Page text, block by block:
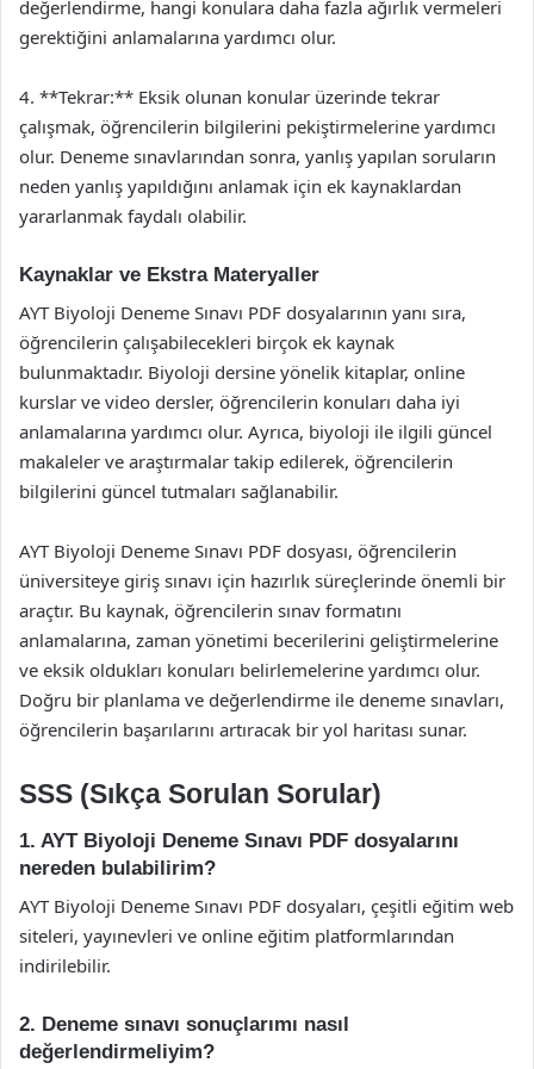
değerlendirme, hangi konulara daha fazla ağırlık vermeleri
gerektiğini anlamalarına yardımcı olur.
4. **Tekrar:** Eksik olunan konular üzerinde tekrar
çalışmak, öğrencilerin bilgilerini pekiştirmelerine yardımcı
olur. Deneme sınavlarından sonra, yanlış yapılan soruların
neden yanlış yapıldığını anlamak için ek kaynaklardan
yararlanmak faydalı olabilir.
Kaynaklar ve Ekstra Materyaller
AYT Biyoloji Deneme Sınavı PDF dosyalarının yanı sıra,
öğrencilerin çalışabilecekleri birçok ek kaynak
bulunmaktadır. Biyoloji dersine yönelik kitaplar, online
kurslar ve video dersler, öğrencilerin konuları daha iyi
anlamalarına yardımcı olur. Ayrıca, biyoloji ile ilgili güncel
makaleler ve araştırmalar takip edilerek, öğrencilerin
bilgilerini güncel tutmaları sağlanabilir.
AYT Biyoloji Deneme Sınavı PDF dosyası, öğrencilerin
üniversiteye giriş sınavı için hazırlık süreçlerinde önemli bir
araçtır. Bu kaynak, öğrencilerin sınav formatını
anlamalarına, zaman yönetimi becerilerini geliştirmelerine
ve eksik oldukları konuları belirlemelerine yardımcı olur.
Doğru bir planlama ve değerlendirme ile deneme sınavları,
öğrencilerin başarılarını artıracak bir yol haritası sunar.
SSS (Sıkça Sorulan Sorular)
1. AYT Biyoloji Deneme Sınavı PDF dosyalarını
nereden bulabilirim?
AYT Biyoloji Deneme Sınavı PDF dosyaları, çeşitli eğitim web
siteleri, yayınevleri ve online eğitim platformlarından
indirilebilir.
2. Deneme sınavı sonuçlarımı nasıl
değerlendirmeliyim?